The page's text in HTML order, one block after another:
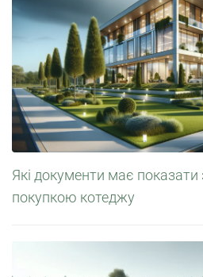
Які документи має
покупкою котеджу